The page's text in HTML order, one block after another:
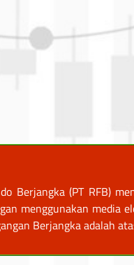
Berjangka (PT RFB)
menggunakan
Berjangka adalah